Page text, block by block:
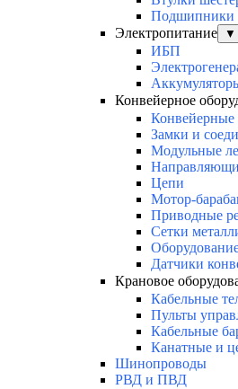
Подшипники
Электропитание
▼
ИБП
Конвейерное
Конвейерные
Замки и
Модульные
Цепи
Мотор-
Приводные
Сетки
Датчики
Крановое
Кабельные
Пульты
Кабельные
Канатные и
Шинопроводы
РВД и ПВД